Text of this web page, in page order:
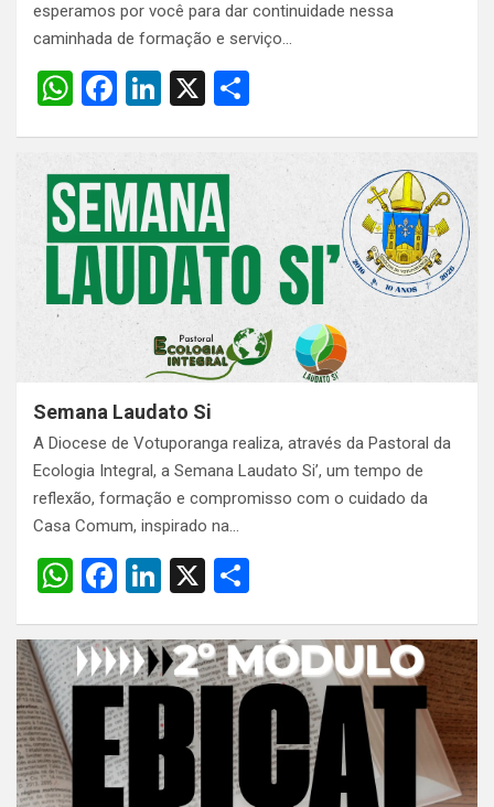
esperamos por você para dar continuidade nessa
caminhada de formação e serviço…
W
s
A
p
p
F
ce
b
o
k
Li
dI
n
X
ar
Semana Laudato Si
A Diocese de Votuporanga realiza, através da Pastoral da
Ecologia Integral, a Semana Laudato Si’, um tempo de
reflexão, formação e compromisso com o cuidado da
Casa Comum, inspirado na…
W
at
s
F
ce
b
o
o
k
Li
ke
dI
n
X
ar
e